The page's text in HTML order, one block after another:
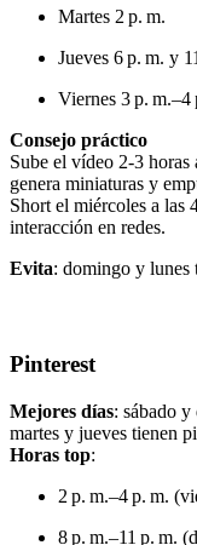
Martes 2 p. m.
Jueves 6 p. m. y
Viernes 3 p. m.–4
Consejo práctico
Sube el vídeo 2‑3
genera miniaturas y
Short el miércoles a las
interacción en redes.
Evita: domingo y lunes
Pinterest
Mejores días: sábado
martes y jueves tienen
Horas top:
2 p. m.–4 p. m.
8 p. m.–11 p. m.